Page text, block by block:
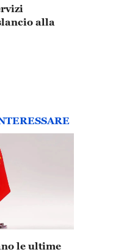
alla
le ultime